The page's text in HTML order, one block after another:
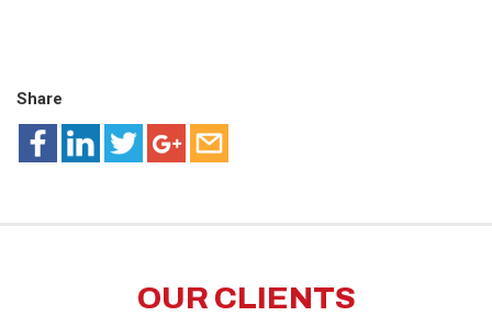
Share
OUR CLIENTS